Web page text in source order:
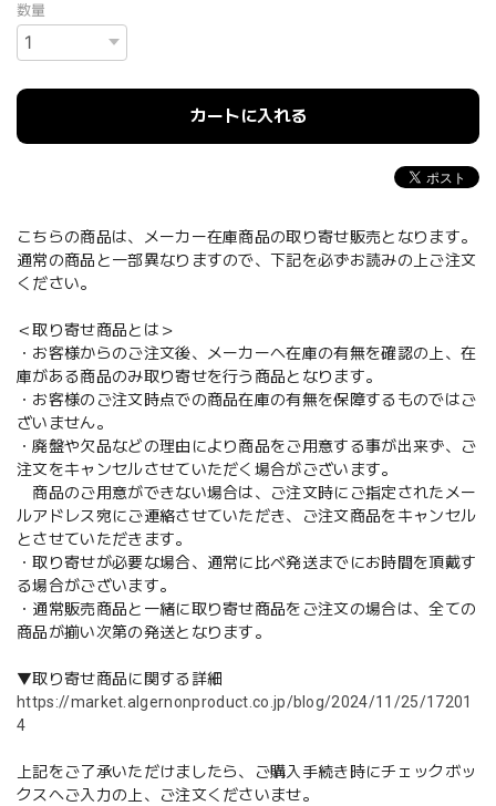
数量
カートに入れる
こちらの商品は、メーカー在庫商品の取り寄せ販売となります。
通常の商品と一部異なりますので、下記を必ずお読みの上ご注文
ください。
＜取り寄せ商品とは＞
・お客様からのご注文後、メーカーへ在庫の有無を確認の上、在
庫がある商品のみ取り寄せを行う商品となります。
・お客様のご注文時点での商品在庫の有無を保障するものではご
ざいません。
・廃盤や欠品などの理由により商品をご用意する事が出来ず、ご
注文をキャンセルさせていただく場合がございます。
商品のご用意ができない場合は、ご注文時にご指定されたメー
ルアドレス宛にご連絡させていただき、ご注文商品をキャンセル
とさせていただきます。
・取り寄せが必要な場合、通常に比べ発送までにお時間を頂戴す
る場合がございます。
・通常販売商品と一緒に取り寄せ商品をご注文の場合は、全ての
商品が揃い次第の発送となります。
▼取り寄せ商品に関する詳細
https://market.algernonproduct.co.jp/blog/2024/11/25/17201
4
上記をご了承いただけましたら、ご購入手続き時にチェックボッ
クスへご入力の上、ご注文くださいませ。